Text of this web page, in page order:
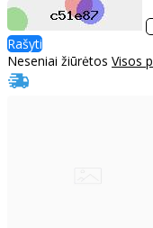
Rašyti
Neseniai žiūrėtos Visos